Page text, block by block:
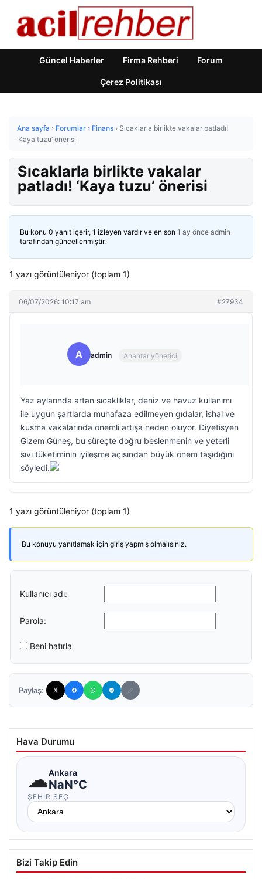
Güncel Haberler Firma Rehberi Forum
Çerez Politikası
Ana sayfa › Forumlar › Finans › Sıcaklarla birlikte vakalar patladı!
‘Kaya tuzu’ önerisi
Sıcaklarla birlikte vakalar
patladı! ‘Kaya tuzu’ önerisi
Bu konu 0 yanıt içerir, 1 izleyen vardır ve en son 1 ay önce admin
tarafından güncellenmiştir.
1 yazı görüntüleniyor (toplam 1)
06/07/2026: 10:17 am #27934
A admin Anahtar yönetici
Yaz aylarında artan sıcaklıklar, deniz ve havuz kullanımı
ile uygun şartlarda muhafaza edilmeyen gıdalar, ishal ve
kusma vakalarında önemli artışa neden oluyor. Diyetisyen
Gizem Güneş, bu süreçte doğru beslenmenin ve yeterli
sıvı tüketiminin iyileşme açısından büyük önem taşıdığını
söyledi.
1 yazı görüntüleniyor (toplam 1)
Bu konuyu yanıtlamak için giriş yapmış olmalısınız.
Kullanıcı adı:
Parola:
Beni hatırla
Paylaş:
Hava Durumu
☁Ankara
NaN°C
ŞEHIR SEÇ
Bizi Takip Edin